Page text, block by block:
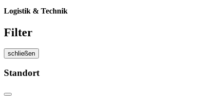
Logistik & Technik
Filter
schließen
Standort